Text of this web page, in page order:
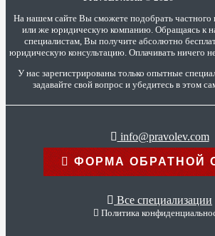
На нашем сайте Вы сможете подобрать частного
или же юридическую компанию. Обращаясь к
специалистам, Вы получите абсолютно
юридическую консультацию. Оплачивать ничего
У нас зарегистрированы только опытные
задавайте свой вопрос и убедитесь в этом
info@pravolev.com
ФОРМА ОБРАТНОЙ
Все специализации
Политика